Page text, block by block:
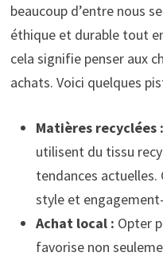
beaucoup d’entre nous
éthique et durable tout
cela signifie penser aux
achats. Voici quelques
Matières recyclées :
utilisent du tissu
tendances actuelles.
style et
Achat local : Opter
favorise non